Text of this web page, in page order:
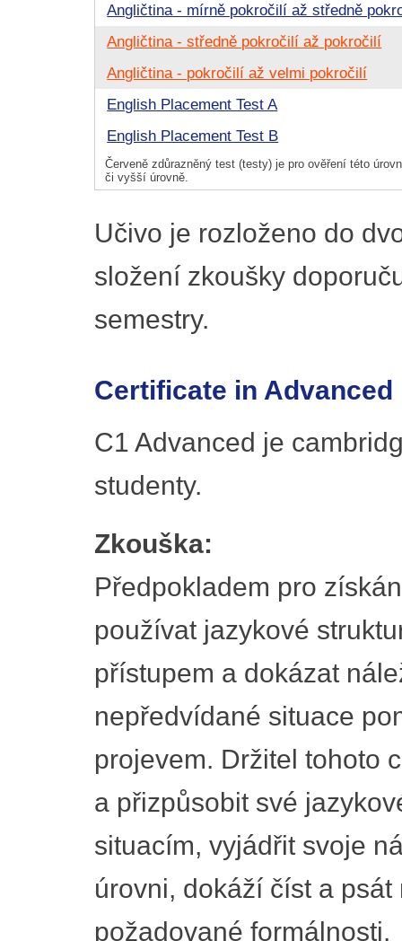
Angličtina - mírně pokročilí až středně
Angličtina - středně pokročilí až pokročilí
Angličtina - pokročilí až velmi pokročilí
English Placement Test A
English Placement Test B
Červeně zdůrazněný test (testy) je pro ověření této
či vyšší úrovně.
Učivo je rozloženo do
složení zkoušky
semestry.
Certificate in Advanced
C1 Advanced je
studenty.
Zkouška:
Předpokladem pro
používat jazykové
přístupem a dokázat
nepředvídané situace
projevem. Držitel tohoto
a přizpůsobit své
situacím, vyjádřit svoje
úrovni, dokáží číst a
požadované formálnosti.